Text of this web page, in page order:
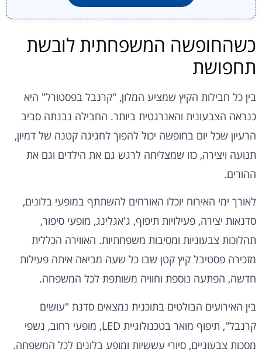
כשהחופשה המשפחתית לובשת
תחפושת
בין כל חבילות הקיץ שמציע המלון, "קרנבל בפסטורל" היא
כנראה הצבעונית והאנרגטית ביותר. החבילה נבנתה סביב
הרעיון שכל יום בחופשה יכול להפוך לחגיגה קטנה של דמיון,
תנועה ויצירה, כזו שמצליחה לרגש גם את הילדים וגם את
ההורים.
לאורך ימי האירוח יוכלו האורחים להשתתף במופעי בלונים,
סדנאות יצירה, פעילויות תיפוף, ג'אגלינג, מופעי סיפור,
תהלוכות צבעוניות ומסיבות משפחתיות. האווירה הכללית
מזכירה פסטיבל קיץ קטן שבו כל שעה מביאה איתה פעילות
חדשה, הפתעה נוספת וחוויה משותפת לכל המשפחה.
בין האירועים הבולטים בתוכנית נמצאים סדנת "עושים
קרנבל", תיפוף מואר בטכנולוגיית LED, מופעי רחוב, נשפי
מסכות צבעוניים, סיורי עששיות ומופע בלונים לכל המשפחה.